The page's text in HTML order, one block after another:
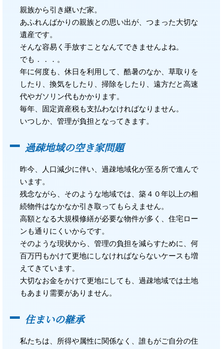
親族から引き継いだ家。
あふれんばかりの親族との思い出が、つまった大切な
遺産です。
そんな容易く手放すことなんてできませんよね。
でも．．．。
年に何度も、休日を利用して、酷暑のなか、草取りを
したり、換気をしたり、掃除をしたり、遠方だと高速
代やガソリン代もかかります。
毎年、固定資産税も支払わなければなりません。
いつしか、管理が負担となってきます。
過疎地域の空き家問題
昨今、人口減少に伴い、過疎地域化が至る所で進んで
います。
残念ながら、そのような地域では、築４０年以上の相
続物件はなかなか引き取ってもらえません。
高額となる大規模修繕が必要な物件が多く、住宅ロー
ンも通りにくいからです。
そのような現状から、管理の負担を減らすために、何
百万円もかけて更地にしなければならないケースも増
えてきています。
大切なお金をかけて更地にしても、過疎地域では土地
もあまり需要がありません。
住まいの継承
私たちは、所得や属性に関係なく、誰もがご自分の住